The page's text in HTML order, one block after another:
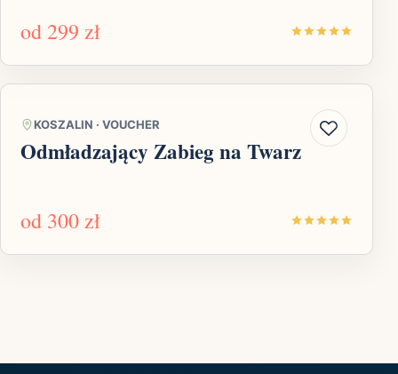
od 299 zł
KOSZALIN · VOUCHER
Odmładzający Zabieg na Twarz
od 300 zł